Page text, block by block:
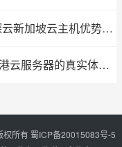
新加坡云主机为什么选易探云?易探云新加坡云主机优势、价格与建站全攻略
深耕建站数月!聊聊我选择易探云香港云服务器的真实体验与避坑心得
权所有 蜀ICP备20015083号-5